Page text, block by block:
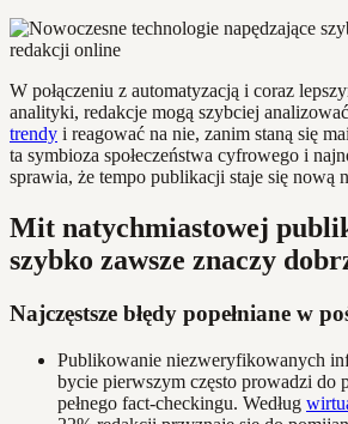
W połączeniu z automatyzacją i coraz
analityki, redakcje mogą szybciej
trendy i reagować na nie, zanim staną się
ta symbioza społeczeństwa cyfrowego i
sprawia, że tempo publikacji staje się nową
Mit natychmiastowej
szybko zawsze znaczy
Najczęstsze błędy popełniane w
Publikowanie niezweryfikowanych
bycie pierwszym często prowadzi do
pełnego fact-checkingu. Według